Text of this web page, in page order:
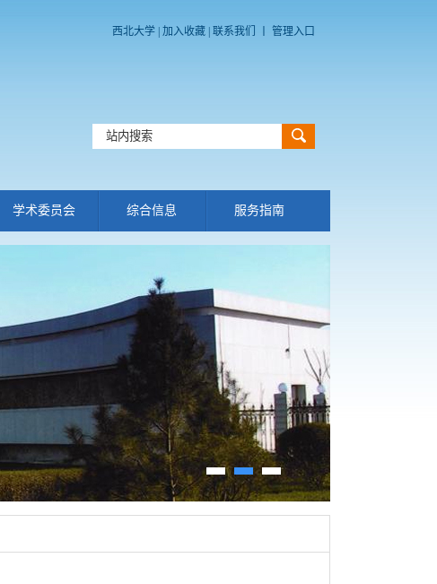
西北大学| 加入收藏 联系我们 管理入口
学术委员会 综合信息 服务指南